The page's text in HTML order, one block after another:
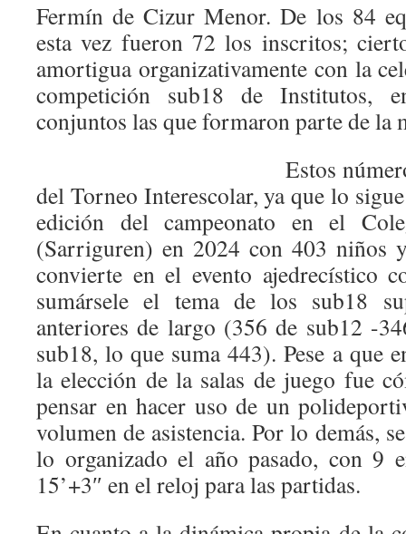
Fermín de Cizur Menor. De los 84
esta vez fueron 72 los inscritos;
amortigua organizativamente con la
competición sub18 de Institutos,
conjuntos las que formaron parte de la
Estos
del Torneo Interescolar, ya que lo
edición del campeonato en el
(Sarriguren) en 2024 con 403 niños
convierte en el evento ajedrecístico
sumársele el tema de los sub18
anteriores de largo (356 de sub12 -
sub18, lo que suma 443). Pese a que
la elección de la salas de juego fue
pensar en hacer uso de un
volumen de asistencia. Por lo demás,
lo organizado el año pasado, con 9
15’+3″ en el reloj para las partidas.